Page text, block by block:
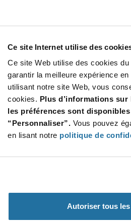
Ce site Internet utilise des
Ce site Web utilise des cookies
garantir la meilleure expérience
utilisant notre site Web, vous
cookies. Plus d’informations
les préférences sont
“Personnaliser”. Vous pouvez
en lisant notre politique de
Autoriser tous
À partir
MPU
Min : 504
Mult. de : 504
Quantité
i.MX53
Mult. de : 500